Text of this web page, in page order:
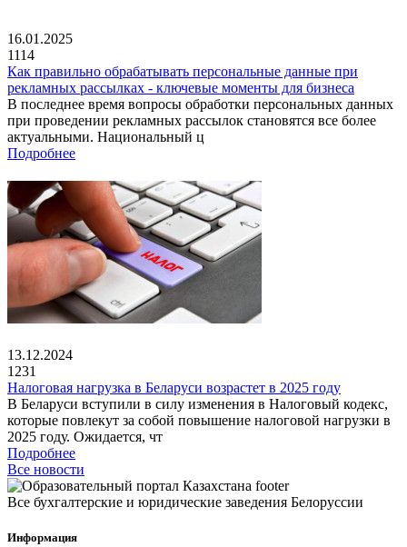
16.01.2025
1114
Как правильно обрабатывать персональные данные при
рекламных рассылках - ключевые моменты для бизнеса
В последнее время вопросы обработки персональных данных
при проведении рекламных рассылок становятся все более
актуальными. Национальный ц
Подробнее
13.12.2024
1231
Налоговая нагрузка в Беларуси возрастет в 2025 году
В Беларуси вступили в силу изменения в Налоговый кодекс,
которые повлекут за собой повышение налоговой нагрузки в
2025 году. Ожидается, чт
Подробнее
Все новости
Все бухгалтерские и юридические заведения Белоруссии
Информация